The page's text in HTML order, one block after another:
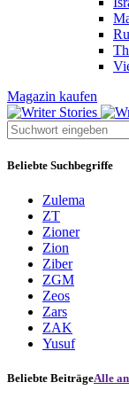
Magazin kaufen
Beliebte Suchbegriffe
Zulema
ZT
Zioner
Zion
Ziber
ZGM
Zeos
Zars
ZAK
Yusuf
Beliebte BeiträgeAlle